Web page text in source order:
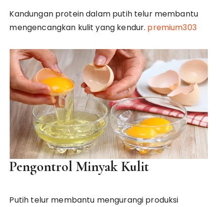
Kandungan protein dalam putih telur membantu
mengencangkan kulit yang kendur. premium303
Pengontrol Minyak Kulit
Putih telur membantu mengurangi produksi